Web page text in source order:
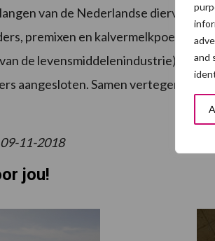
and
van de Nederlandse
premixen en kalvermelkpoeder
de levensmiddelenindustrie). Bij
aangesloten. Samen
11-2018
jou!